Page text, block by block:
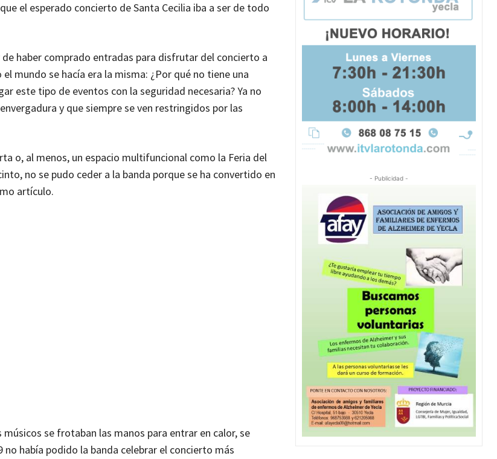
el esperado concierto de Santa Cecilia iba a ser de todo
haber comprado entradas para disfrutar del concierto a
mundo se hacía era la misma: ¿Por qué no tiene una
este tipo de eventos con la seguridad necesaria? Ya no
y que siempre se ven restringidos por las
o, al menos, un espacio multifuncional como la Feria del
no se pudo ceder a la banda porque se ha convertido en
artículo.
se frotaban las manos para entrar en calor, se
había podido la banda celebrar el concierto más
- Publicidad -